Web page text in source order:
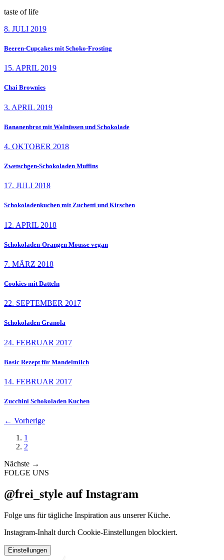
taste of life
8. JULI 2019
Beeren-Cupcakes mit Schoko-Frosting
15. APRIL 2019
Chai Brownies
3. APRIL 2019
Bananenbrot mit Walnüssen und Schokolade
4. OKTOBER 2018
Zwetschgen-Schokoladen Muffins
17. JULI 2018
Schokoladenkuchen mit Zuchetti und Kirschen
12. APRIL 2018
Schokoladen-Orangen Mousse vegan
7. MÄRZ 2018
Cookies mit Datteln
22. SEPTEMBER 2017
Schokoladen Granola
24. FEBRUAR 2017
Basic Rezept für Mandelmilch
14. FEBRUAR 2017
Zucchini Schokoladen Kuchen
← Vorherige
1
2
Nächste →
FOLGE UNS
@frei_style auf Instagram
Folge uns für tägliche Inspiration aus unserer Küche.
Instagram-Inhalt durch Cookie-Einstellungen blockiert.
Einstellungen